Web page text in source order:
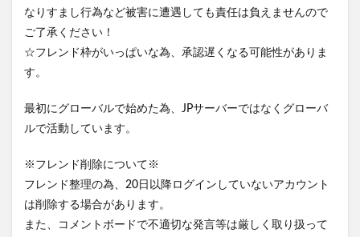
なりすまし行為など被害に遭遇しても責任は負えませんので
ご了承ください！
☆フレンド枠がいっぱいな為、承認遅くなる可能性がありま
す。
最初にグローバルで始めた為、JPサーバーではなくグローバ
ルで活動しています。
※フレンド削除について※
フレンド整理の為、20日以降ログインしていないアカウント
は削除する場合があります。
また、コメントボードで不適切な発言等は厳しく取り扱って